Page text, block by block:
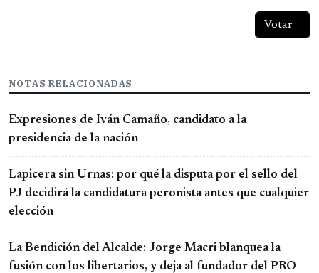
NOTAS RELACIONADAS
Expresiones de Iván Camaño, candidato a la
presidencia de la nación
Lapicera sin Urnas: por qué la disputa por el sello del
PJ decidirá la candidatura peronista antes que cualquier
elección
La Bendición del Alcalde: Jorge Macri blanquea la
fusión con los libertarios, y deja al fundador del PRO